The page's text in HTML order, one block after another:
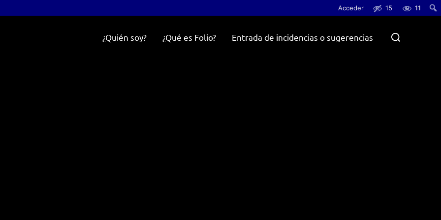
Acceder 15
11
¿Quién soy? ¿Qué es Folio? Entrada de incidencias o sugerencias
Buscar: